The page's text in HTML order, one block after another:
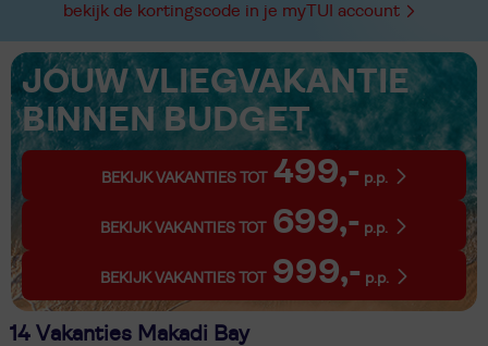
bekijk de kortingscode in je myTUI account
JOUW VLIEGVAKANTIE
BINNEN BUDGET
BEKIJK VAKANTIES TOT 499,- p.p.
BEKIJK VAKANTIES TOT 699,- p.p.
BEKIJK VAKANTIES TOT 999,- p.p.
14 Vakanties Makadi Bay